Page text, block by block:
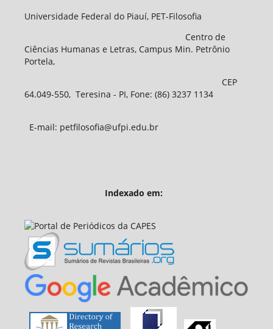
Universidade Federal do Piauí, PET-Filosofia
Centro de
Ciências Humanas e Letras, Campus Min. Petrônio
Portela,
CEP
64.049-550, Teresina - PI, Fone: (86) 3237 1134
E-mail: petfilosofia@ufpi.edu.br
Indexado em: